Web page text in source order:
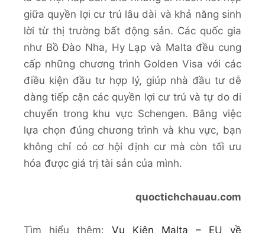
giữa quyền lợi cư trú lâu dài và khả năng sinh
lời từ thị trường bất động sản. Các quốc gia
như Bồ Đào Nha, Hy Lạp và Malta đều cung
cấp những chương trình Golden Visa với các
điều kiện đầu tư hợp lý, giúp nhà đầu tư dễ
dàng tiếp cận các quyền lợi cư trú và tự do di
chuyển trong khu vực Schengen. Bằng việc
lựa chọn đúng chương trình và khu vực, bạn
không chỉ có cơ hội định cư mà còn tối ưu
hóa được giá trị tài sản của mình.
quoctichchauau.com
Tìm hiểu thêm: Vụ Kiện Malta – EU về